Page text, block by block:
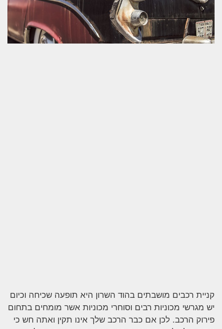
קניית רכבים מושבתים בהוד השרון היא תופעה שכיחה וכיום
יש מגרשי מכוניות רבים וסוחרי מכוניות אשר מומחים בתחום
פירוק הרכב. לכן אם כבר הרכב שלך אינו תקין ואתה חש כי